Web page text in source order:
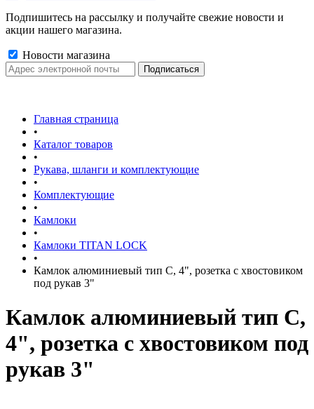
Подпишитесь на рассылку и получайте свежие новости и
акции нашего магазина.
Новости магазина
Главная страница
•
Каталог товаров
•
Рукава, шланги и комплектующие
•
Комплектующие
•
Камлоки
•
Камлоки TITAN LOCK
•
Камлок алюминиевый тип C, 4", розетка с хвостовиком
под рукав 3"
Камлок алюминиевый тип C,
4", розетка с хвостовиком под
рукав 3"